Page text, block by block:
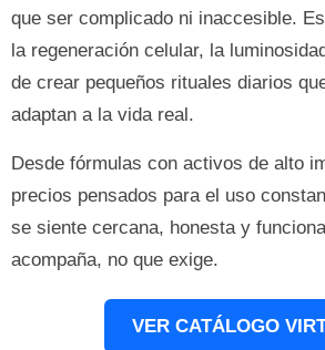
que ser complicado ni inaccesible.
la regeneración celular, la
de crear pequeños rituales diarios
adaptan a la vida real.
Desde fórmulas con activos de alto
precios pensados para el uso
se siente cercana, honesta y
acompaña, no que exige.
VER CATÁLOGO